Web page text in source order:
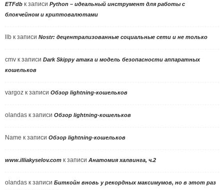
ETFdb к записи Python – идеальный инструмент для работы с
блокчейном и криптовалютами
llb к записи Nostr: децентрализованные социальные сети и не только
cmv к записи Dark Skippy атака и модель безопасности аппаратных
кошельков
vargoz к записи Обзор lightning-кошельков
olandas к записи Обзор lightning-кошельков
Name к записи Обзор lightning-кошельков
www.illiakyselov.com к записи Анатомия халвинга, ч.2
olandas к записи Биткойн вновь у рекордных максимумов, но в этот раз